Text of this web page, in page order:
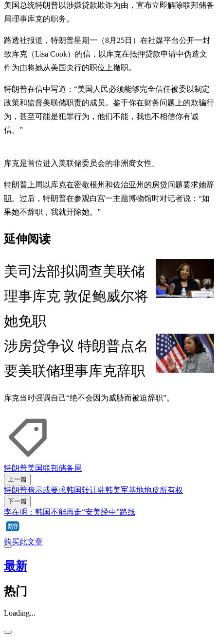
美国总统特朗普以涉嫌贷款欺诈为由，宣布立即解除联邦储备
局理事库克的职务。
路透社报道，特朗普星期一（8月25日）在社媒平台公开一封
致库克（Lisa Cook）的信，以库克在抵押贷款申请中伪造文
件为由将她从美国央行的职位上撤职。
特朗普在信中写道：“美国人民必须能够完全信任被委以制定
政策和监督美联储职责的成员。鉴于你在财务问题上的欺骗行
为，甚至可能是犯罪行为，他们不能，我也不相信你有诚
信。”
库克是首位进入美联储委员会的非洲裔女性。
特朗普上周以库克在密歇根州和佐治亚州的房贷问题要求她辞
职。过后，特朗普在参观白宫一主题博物馆时对记者说：“如
果她不辞职，我就开除她。”
延伸阅读
美司法部拟调查美联储
理事库克 敦促鲍威尔将
她免职
涉房贷争议 特朗普点名
要美联储理事库克辞职
库克当时强调自己“绝不会因为威胁而被迫辞职”。
特朗普美国联邦储备局
上一篇
特朗普暗示或要求韩国转让驻韩美军基地地皮所有权
下一篇
李在明：韩国不能再走“安美经中”路线
购买此文章
最新
热门
Loading...